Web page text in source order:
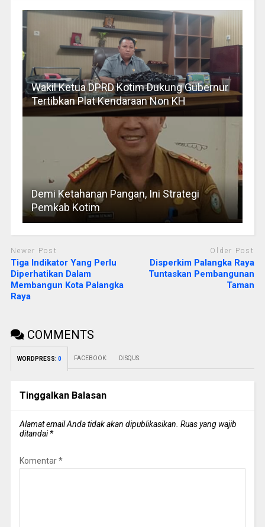
Wakil Ketua DPRD Kotim Dukung Gubernur
Tertibkan Plat Kendaraan Non KH
Demi Ketahanan Pangan, Ini Strategi
Pemkab Kotim
Newer Post
Tiga Indikator Yang Perlu
Diperhatikan Dalam
Membangun Kota Palangka
Raya
Older Post
Disperkim Palangka Raya
Tuntaskan Pembangunan
Taman
COMMENTS
WORDPRESS: 0 FACEBOOK: DISQUS:
Tinggalkan Balasan
Alamat email Anda tidak akan dipublikasikan. Ruas yang wajib
ditandai*
Komentar*